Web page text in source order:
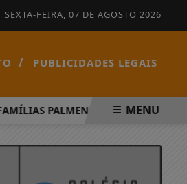
SEXTA-FEIRA, 07 DE AGOSTO 2026
/ PUBLICIDADES LEGAIS
PALMENSES FORAM MENU